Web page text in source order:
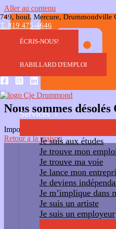
Aller au contenu
749, boul. Mercure, Drummondville
T. 819 475-4646
ÉCRIS-NOUS!
BABILLARD D'EMPLOI
Services
Je suis aux études
Je trouve mon
Je trouve ma voie
Je lance mon
Je deviens
Je m’implique dans
Je suis un artiste
Je suis un employeur
Nous sommes
Impossible d'accéder au lien. Le
Retour à la maison